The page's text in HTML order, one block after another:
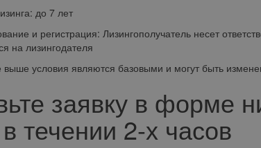
до 7 лет
и регистрация: Лизингополучатель несет
на лизингодателя
условия являются базовыми и могут быть
заявку в форме
течении 2-х часов